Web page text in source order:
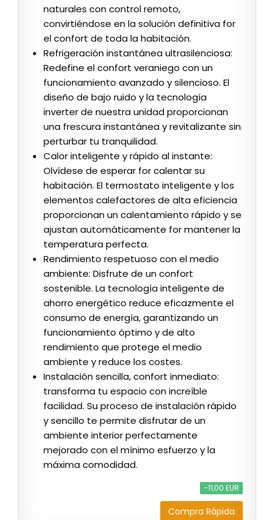
naturales con control remoto,
convirtiéndose en la solución definitiva for
el confort de toda la habitación.
Refrigeración instantánea ultrasilenciosa:
Redefine el confort veraniego con un
funcionamiento avanzado y silencioso. El
diseño de bajo ruido y la tecnología
inverter de nuestra unidad proporcionan
una frescura instantánea y revitalizante sin
perturbar tu tranquilidad.
Calor inteligente y rápido al instante:
Olvídese de esperar for calentar su
habitación. El termostato inteligente y los
elementos calefactores de alta eficiencia
proporcionan un calentamiento rápido y se
ajustan automáticamente for mantener la
temperatura perfecta.
Rendimiento respetuoso con el medio
ambiente: Disfrute de un confort
sostenible. La tecnología inteligente de
ahorro energético reduce eficazmente el
consumo de energía, garantizando un
funcionamiento óptimo y de alto
rendimiento que protege el medio
ambiente y reduce los costes.
Instalación sencilla, confort inmediato:
transforma tu espacio con increíble
facilidad. Su proceso de instalación rápido
y sencillo te permite disfrutar de un
ambiente interior perfectamente
mejorado con el mínimo esfuerzo y la
máxima comodidad.
−11,00 EUR
Compra Rápida